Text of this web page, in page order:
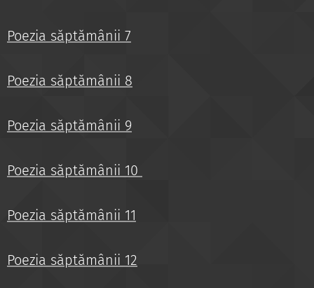
Poezia săptămânii 7
Poezia săptămânii 8
Poezia săptămânii 9
Poezia săptămânii 10
Poezia săptămânii 11
Poezia săptămânii 12